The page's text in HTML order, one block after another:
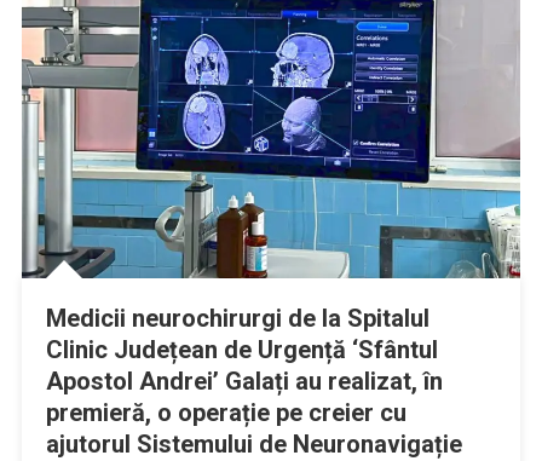
Medicii neurochirurgi de la Spitalul
Clinic Județean de Urgență ‘Sfântul
Apostol Andrei’ Galați au realizat, în
premieră, o operație pe creier cu
ajutorul Sistemului de Neuronavigație